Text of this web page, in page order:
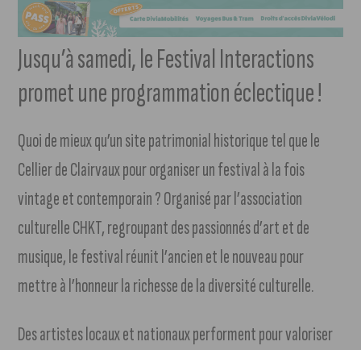
Jusqu’à samedi, le Festival Interactions
promet une programmation éclectique !
Quoi de mieux qu’un site patrimonial historique tel que le
Cellier de Clairvaux pour organiser un festival à la fois
vintage et contemporain ? Organisé par l’association
culturelle CHKT, regroupant des passionnés d’art et de
musique, le festival réunit l’ancien et le nouveau pour
mettre à l’honneur la richesse de la diversité culturelle.
Des artistes locaux et nationaux performent pour valoriser